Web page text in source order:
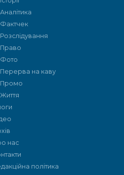
Аналітика
Фактчек
Розслідування
Право
Фото
Перерва на каву
Промо
Життя
нас
політика